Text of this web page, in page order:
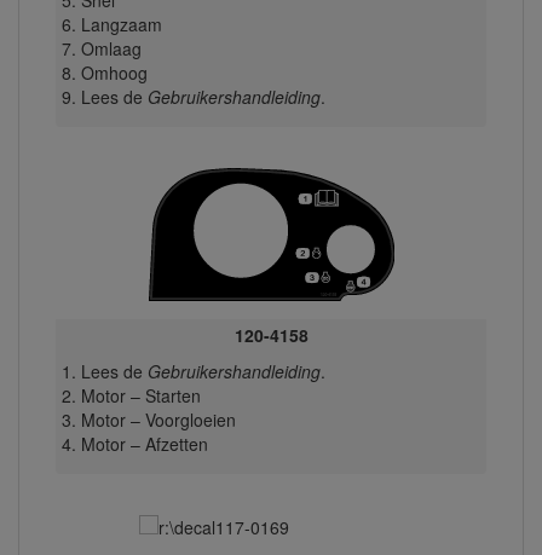
Langzaam
Omlaag
Omhoog
Lees de Gebruikershandleiding.
120-4158
Lees de Gebruikershandleiding.
Motor – Starten
Motor – Voorgloeien
Motor – Afzetten